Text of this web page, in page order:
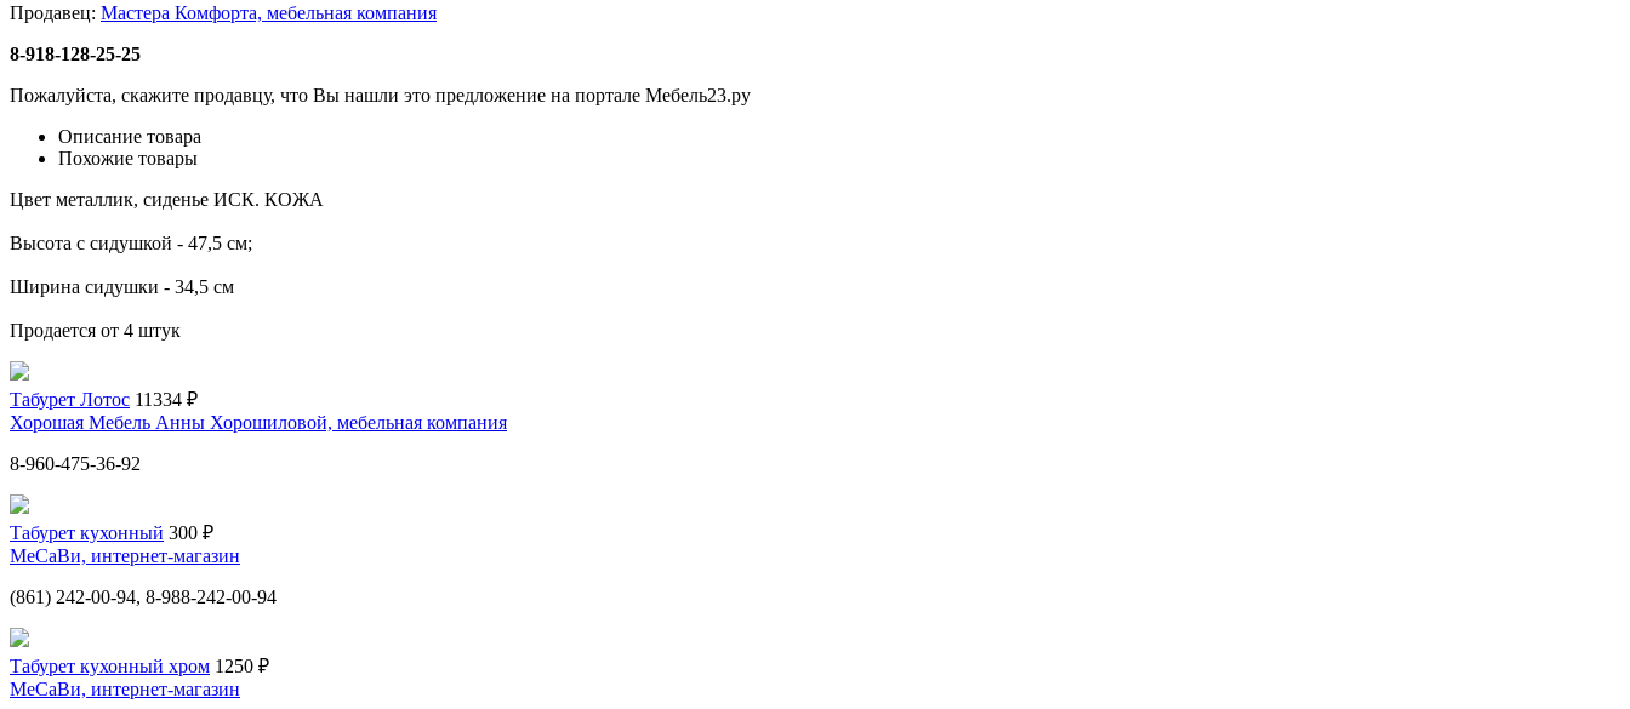
Продавец: Мастера Комфорта, мебельная компания
8-918-128-25-25
Пожалуйста, скажите продавцу, что Вы нашли это предложение на портале Мебель23.ру
Описание товара
Похожие товары
Цвет металлик, сиденье ИСК. КОЖА
Высота с сидушкой - 47,5 см;
Ширина сидушки - 34,5 см
Продается от 4 штук
Табурет Лотос 11334 ₽
Хорошая Мебель Анны Хорошиловой, мебельная компания
8-960-475-36-92
Табурет кухонный 300 ₽
МеСаВи, интернет-магазин
(861) 242-00-94, 8-988-242-00-94
Табурет кухонный хром 1250 ₽
МеСаВи, интернет-магазин